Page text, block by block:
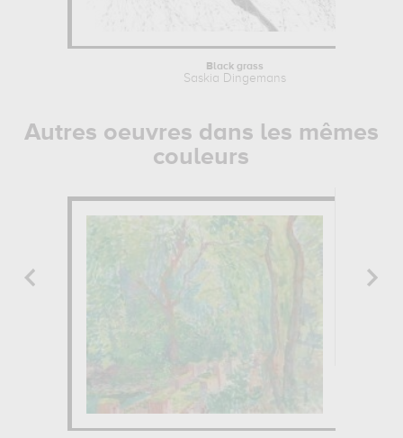
Black grass
Saskia Dingemans
Autres oeuvres dans les mêmes
couleurs